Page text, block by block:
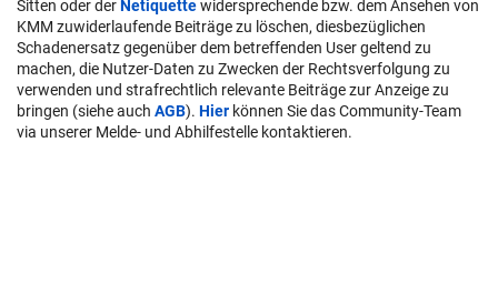
Sitten oder derNetiquettewidersprechende bzw. dem Ansehen von
KMM zuwiderlaufende Beiträge zu löschen, diesbezüglichen
Schadenersatz gegenüber dem betreffenden User geltend zu
machen, die Nutzer-Daten zu Zwecken der Rechtsverfolgung zu
verwenden und strafrechtlich relevante Beiträge zur Anzeige zu
bringen (siehe auch AGB). Hier können Sie das Community-Team
via unserer Melde- und Abhilfestelle kontaktieren.